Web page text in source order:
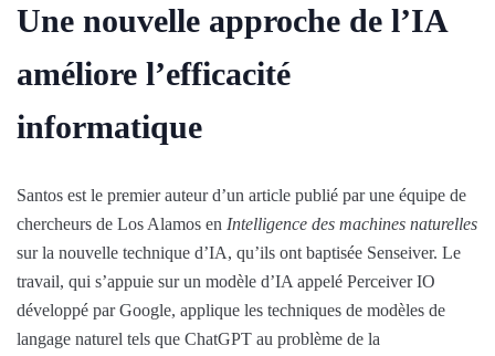
Une nouvelle approche de l’IA
améliore l’efficacité
informatique
Santos est le premier auteur d’un article publié par une équipe de
chercheurs de Los Alamos en Intelligence des machines naturelles
sur la nouvelle technique d’IA, qu’ils ont baptisée Senseiver. Le
travail, qui s’appuie sur un modèle d’IA appelé Perceiver IO
développé par Google, applique les techniques de modèles de
langage naturel tels que ChatGPT au problème de la